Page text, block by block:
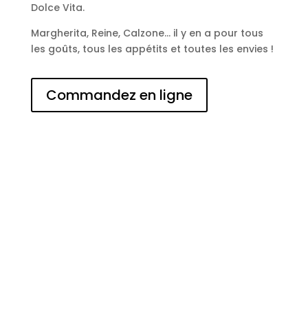
Dolce Vita.
Margherita, Reine, Calzone… il y en a pour tous
les goûts, tous les appétits et toutes les envies !
Commandez en ligne